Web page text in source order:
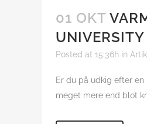
01 OKT
Posted at 15:36h in
Er du på udkig efter
meget mere end blot